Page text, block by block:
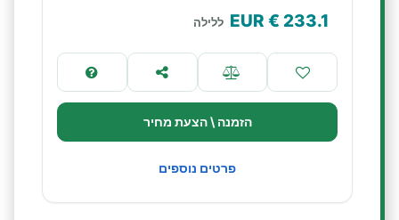
233.1
€ EUR ללילה
הזמנה \ הצעת מחיר
פרטים נוספים